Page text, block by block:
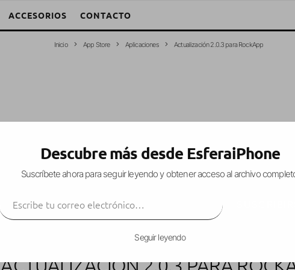
ACCESORIOS CONTACTO
Inicio App Store Aplicaciones Actualización 2.0.3 para RockApp
ACTUALIZACIÓN 2.0.3 PARA
Descubre más desde EsferaiPhone
Suscríbete ahora para seguir leyendo y obtener acceso al archivo
Seguir leyendo